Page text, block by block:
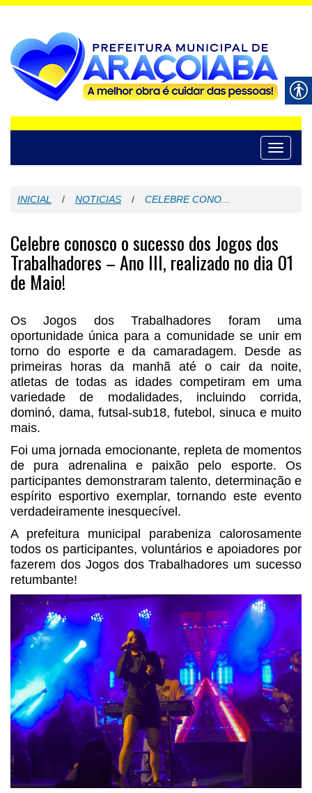
Toggle
INICIAL / NOTICIAS / CELEBRE CONO...
Celebre conosco o sucesso dos Jogos dos
Trabalhadores – Ano III, realizado no dia 01
de Maio!
Os Jogos dos Trabalhadores foram uma
oportunidade única para a comunidade se unir em
torno do esporte e da camaradagem. Desde as
primeiras horas da manhã até o cair da noite,
atletas de todas as idades competiram em uma
variedade de modalidades, incluindo corrida,
dominó, dama, futsal-sub18, futebol, sinuca e muito
mais.
Foi uma jornada emocionante, repleta de momentos
de pura adrenalina e paixão pelo esporte. Os
participantes demonstraram talento, determinação e
espírito esportivo exemplar, tornando este evento
verdadeiramente inesquecível.
A prefeitura municipal parabeniza calorosamente
todos os participantes, voluntários e apoiadores por
fazerem dos Jogos dos Trabalhadores um sucesso
retumbante!